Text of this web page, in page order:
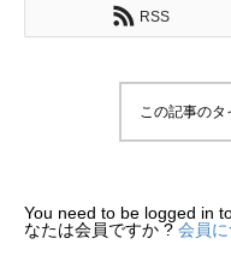
RSS
この記事の
You need to be logged in
なたは会員ですか ? 会員